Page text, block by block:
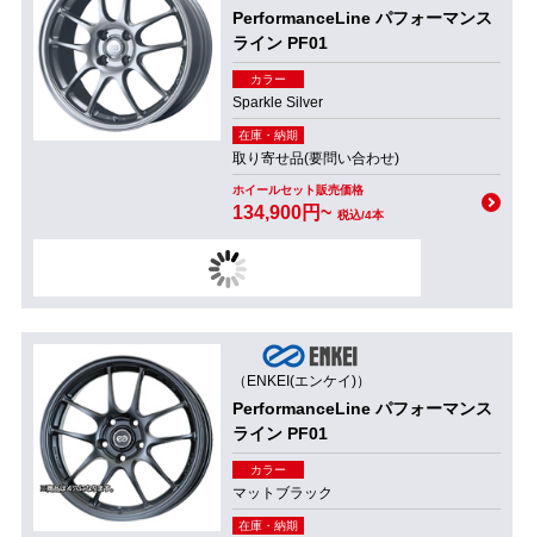
PerformanceLine パフォーマンス
ライン PF01
カラー
Sparkle Silver
在庫・納期
取り寄せ品(要問い合わせ)
ホイールセット販売価格
134,900円~ 税込/4本
（ENKEI(エンケイ)）
PerformanceLine パフォーマンス
ライン PF01
カラー
マットブラック
在庫・納期